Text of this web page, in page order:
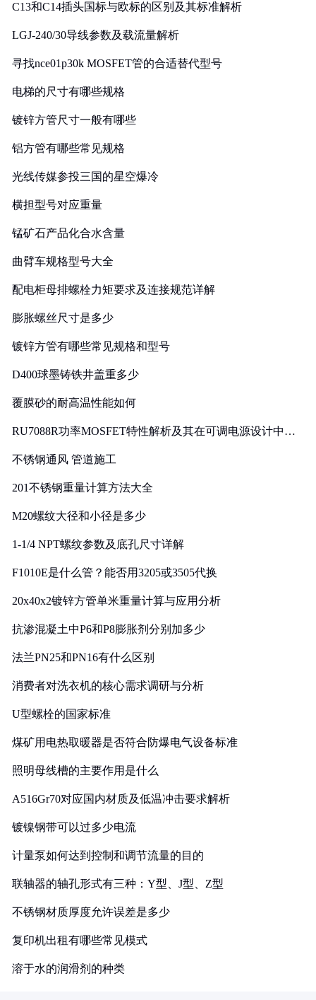
C13和C14插头国标与欧标的区别及其标准解析
LGJ-240/30导线参数及载流量解析
寻找nce01p30k MOSFET管的合适替代型号
电梯的尺寸有哪些规格
镀锌方管尺寸一般有哪些
铝方管有哪些常见规格
光线传媒参投三国的星空爆冷
横担型号对应重量
锰矿石产品化合水含量
曲臂车规格型号大全
配电柜母排螺栓力矩要求及连接规范详解
膨胀螺丝尺寸是多少
镀锌方管有哪些常见规格和型号
D400球墨铸铁井盖重多少
覆膜砂的耐高温性能如何
RU7088R功率MOSFET特性解析及其在可调电源设计中的
不锈钢通风 管道施工
201不锈钢重量计算方法大全
M20螺纹大径和小径是多少
1-1/4 NPT螺纹参数及底孔尺寸详解
F1010E是什么管？能否用3205或3505代换
20x40x2镀锌方管单米重量计算与应用分析
抗渗混凝土中P6和P8膨胀剂分别加多少
法兰PN25和PN16有什么区别
消费者对洗衣机的核心需求调研与分析
U型螺栓的国家标准
煤矿用电热取暖器是否符合防爆电气设备标准
照明母线槽的主要作用是什么
A516Gr70对应国内材质及低温冲击要求解析
镀镍钢带可以过多少电流
计量泵如何达到控制和调节流量的目的
联轴器的轴孔形式有三种：Y型、J型、Z型
不锈钢材质厚度允许误差是多少
复印机出租有哪些常见模式
溶于水的润滑剂的种类